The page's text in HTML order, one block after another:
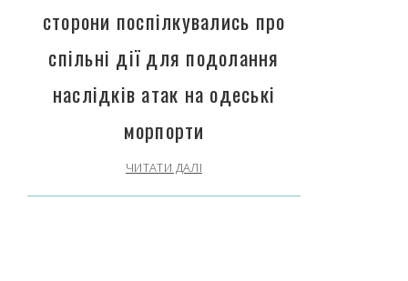
сторони поспілкувались про
спільні дії для подолання
наслідків атак на одеські
морпорти
ЧИТАТИ ДАЛІ